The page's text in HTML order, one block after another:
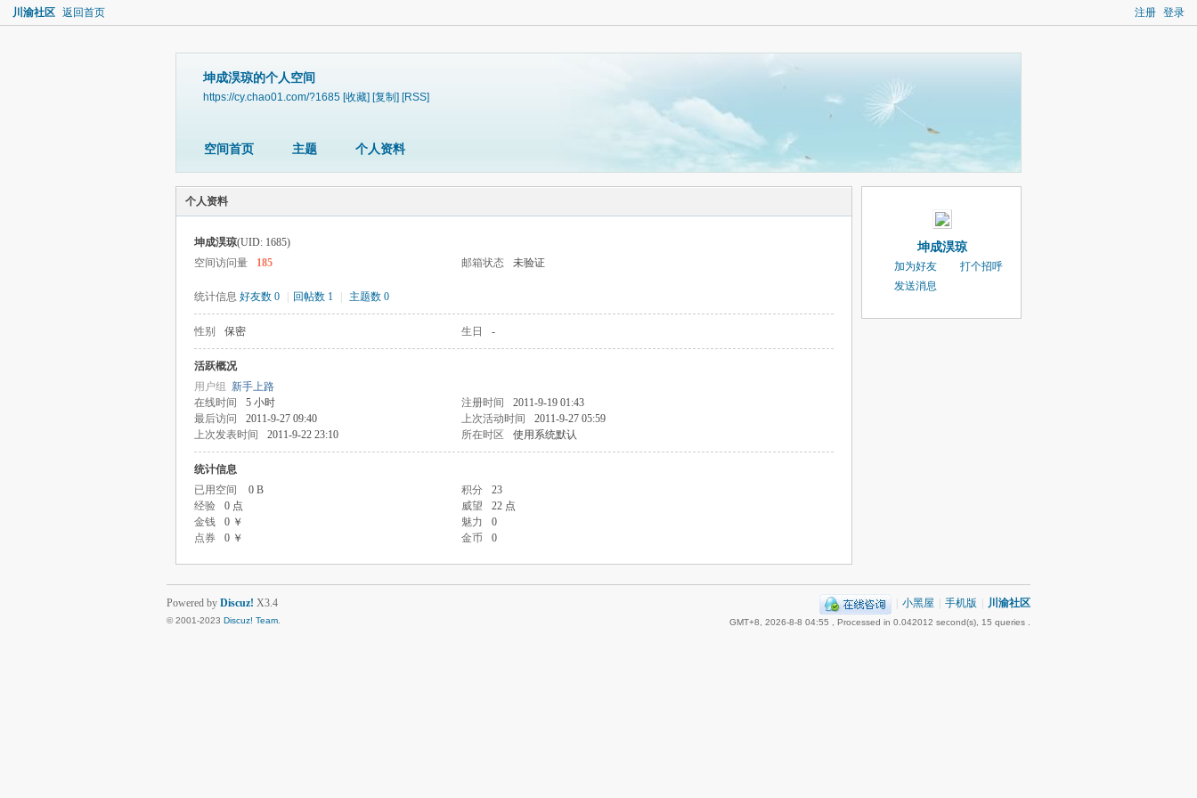
注册 登录
川渝社区 返回首页
坤成淏琼的个人空间
https://cy.chao01.com/?1685 [收藏] [复制] [RSS]
空间首页 主题 个人资料
个人资料
坤成淏琼(UID: 1685)
空间访问量
185 邮箱状态 未验证
统计信息 好友数 0 回帖数 1 主题数 0
性别 保密 生日 -
活跃概况
用户组 新手上路
在线时间
5 小时 注册时间
2011-9-19 01:43
最后访问
2011-9-27 09:40 上次活动时间
2011-9-27 05:59
上次发表时间
2011-9-22 23:10 所在时区 使用系统默认
统计信息
已用空间
0 B 积分
23
经验
0 点 威望
22 点
金钱
0 ￥ 魅力
0
点券
0 ￥ 金币 0
坤成淏琼
加为好友
打个招呼
发送消息
小黑屋 手机版 川渝社区
GMT+8, 2026-8-8 04:55 , Processed in 0.042012 second(s), 15 queries .
Powered by Discuz! X3.4
© 2001-2023 Discuz! Team